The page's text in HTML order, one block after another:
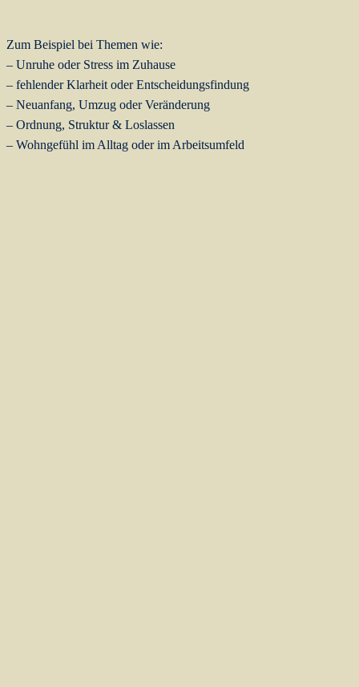
Zum Beispiel bei Themen wie:
– Unruhe oder Stress im Zuhause
– fehlender Klarheit oder Entscheidungsfindung
– Neuanfang, Umzug oder Veränderung
– Ordnung, Struktur & Loslassen
– Wohngefühl im Alltag oder im Arbeitsumfeld